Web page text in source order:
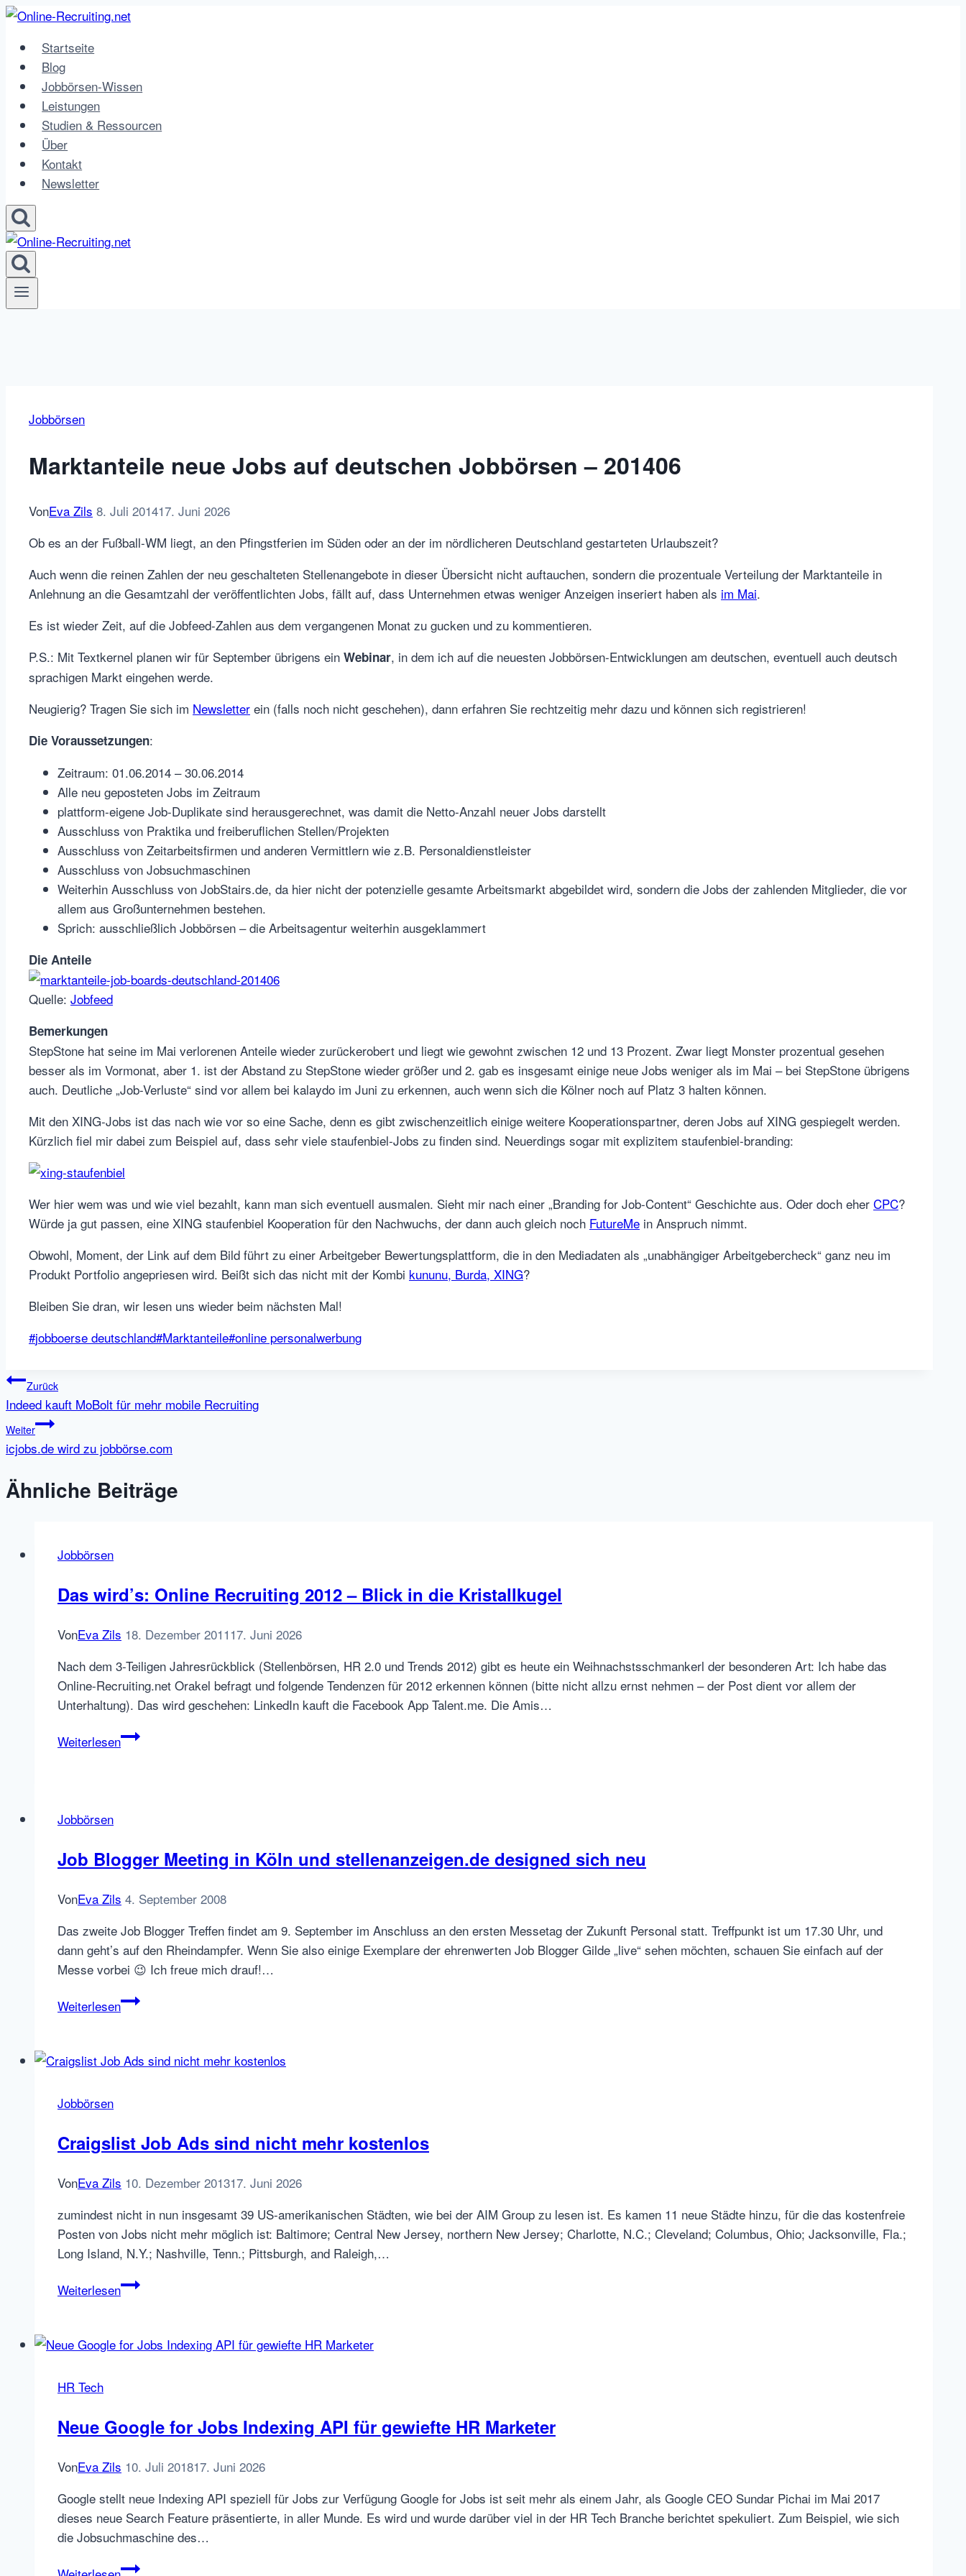
Zum
springenStartseite
Blog
Jobbörsen-Wissen
Leistungen
Studien & Ressourcen
Über
Kontakt
Newsletter
Jobbörsen
Marktanteile neue Jobs auf deutschen Jobbörsen – 201406
VonEva Zils 8. Juli 201417. Juni 2026
Ob es an der Fußball-WM liegt, an den Pfingstferien im Süden oder an der im nördlicheren Deutschland gestarteten Urlaubszeit?
Auch wenn die reinen Zahlen der neu geschalteten Stellenangebote in dieser Übersicht nicht auftauchen, sondern die prozentuale Verteilung der Marktanteile in
Anlehnung an die Gesamtzahl der veröffentlichten Jobs, fällt auf, dass Unternehmen etwas weniger Anzeigen inseriert haben als im Mai.
Es ist wieder Zeit, auf die Jobfeed-Zahlen aus dem vergangenen Monat zu gucken und zu kommentieren.
P.S.: Mit Textkernel planen wir für September übrigens ein Webinar, in dem ich auf die neuesten Jobbörsen-Entwicklungen am deutschen, eventuell auch deutsch
sprachigen Markt eingehen werde.
Neugierig? Tragen Sie sich im Newsletter ein (falls noch nicht geschehen), dann erfahren Sie rechtzeitig mehr dazu und können sich registrieren!
Die Voraussetzungen:
Zeitraum: 01.06.2014 – 30.06.2014
Alle neu geposteten Jobs im Zeitraum
plattform-eigene Job-Duplikate sind herausgerechnet, was damit die Netto-Anzahl neuer Jobs darstellt
Ausschluss von Praktika und freiberuflichen Stellen/Projekten
Ausschluss von Zeitarbeitsfirmen und anderen Vermittlern wie z.B. Personaldienstleister
Ausschluss von Jobsuchmaschinen
Weiterhin Ausschluss von JobStairs.de, da hier nicht der potenzielle gesamte Arbeitsmarkt abgebildet wird, sondern die Jobs der zahlenden Mitglieder, die vor
allem aus Großunternehmen bestehen.
Sprich: ausschließlich Jobbörsen – die Arbeitsagentur weiterhin ausgeklammert
Die Anteile
Quelle: Jobfeed
Bemerkungen
StepStone hat seine im Mai verlorenen Anteile wieder zurückerobert und liegt wie gewohnt zwischen 12 und 13 Prozent. Zwar liegt Monster prozentual gesehen
besser als im Vormonat, aber 1. ist der Abstand zu StepStone wieder größer und 2. gab es insgesamt einige neue Jobs weniger als im Mai – bei StepStone übrigens
auch. Deutliche „Job-Verluste“ sind vor allem bei kalaydo im Juni zu erkennen, auch wenn sich die Kölner noch auf Platz 3 halten können.
Mit den XING-Jobs ist das nach wie vor so eine Sache, denn es gibt zwischenzeitlich einige weitere Kooperationspartner, deren Jobs auf XING gespiegelt werden.
Kürzlich fiel mir dabei zum Beispiel auf, dass sehr viele staufenbiel-Jobs zu finden sind. Neuerdings sogar mit explizitem staufenbiel-branding:
Wer hier wem was und wie viel bezahlt, kann man sich eventuell ausmalen. Sieht mir nach einer „Branding for Job-Content“ Geschichte aus. Oder doch eher CPC?
Würde ja gut passen, eine XING staufenbiel Kooperation für den Nachwuchs, der dann auch gleich noch FutureMe in Anspruch nimmt.
Obwohl, Moment, der Link auf dem Bild führt zu einer Arbeitgeber Bewertungsplattform, die in den Mediadaten als „unabhängiger Arbeitgebercheck“ ganz neu im
Produkt Portfolio angepriesen wird. Beißt sich das nicht mit der Kombi kununu, Burda, XING?
Bleiben Sie dran, wir lesen uns wieder beim nächsten Mal!
Schlagworte:
#jobboerse deutschland#Marktanteile#online personalwerbung
Beitragsnavigation
Zurück
Indeed kauft MoBolt für mehr mobile Recruiting
Weiter
icjobs.de wird zu jobbörse.com
Ähnliche Beiträge
Jobbörsen
Das wird’s: Online Recruiting 2012 – Blick in die Kristallkugel
VonEva Zils 18. Dezember 201117. Juni 2026
Nach dem 3-Teiligen Jahresrückblick (Stellenbörsen, HR 2.0 und Trends 2012) gibt es heute ein Weihnachstsschmankerl der besonderen Art: Ich habe das
Online-Recruiting.net Orakel befragt und folgende Tendenzen für 2012 erkennen können (bitte nicht allzu ernst nehmen – der Post dient vor allem der
Unterhaltung). Das wird geschehen: LinkedIn kauft die Facebook App Talent.me. Die Amis…
WeiterlesenDas
in
Kristallkugel
Jobbörsen
Job Blogger Meeting in Köln und stellenanzeigen.de designed sich neu
VonEva Zils 4. September 2008
Das zweite Job Blogger Treffen findet am 9. September im Anschluss an den ersten Messetag der Zukunft Personal statt. Treffpunkt ist um 17.30 Uhr, und
dann geht’s auf den Rheindampfer. Wenn Sie also einige Exemplare der ehrenwerten Job Blogger Gilde „live“ sehen möchten, schauen Sie einfach auf der
Messe vorbei 😉 Ich freue mich drauf!…
WeiterlesenJob
in
designed
sich
Jobbörsen
Craigslist Job Ads sind nicht mehr kostenlos
VonEva Zils 10. Dezember 201317. Juni 2026
zumindest nicht in nun insgesamt 39 US-amerikanischen Städten, wie bei der AIM Group zu lesen ist. Es kamen 11 neue Städte hinzu, für die das kostenfreie
Posten von Jobs nicht mehr möglich ist: Baltimore; Central New Jersey, northern New Jersey; Charlotte, N.C.; Cleveland; Columbus, Ohio; Jacksonville, Fla.;
Long Island, N.Y.; Nashville, Tenn.; Pittsburgh, and Raleigh,…
WeiterlesenCraigslist
sind
HR Tech
Neue Google for Jobs Indexing API für gewiefte HR Marketer
VonEva Zils 10. Juli 201817. Juni 2026
Google stellt neue Indexing API speziell für Jobs zur Verfügung Google for Jobs ist seit mehr als einem Jahr, als Google CEO Sundar Pichai im Mai 2017
dieses neue Search Feature präsentierte, in aller Munde. Es wird und wurde darüber viel in der HR Tech Branche berichtet spekuliert. Zum Beispiel, wie sich
die Jobsuchmaschine des…
Neue